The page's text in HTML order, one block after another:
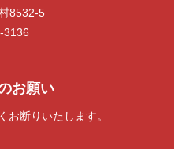
8532-5
3136
お願い
お断りいたします。